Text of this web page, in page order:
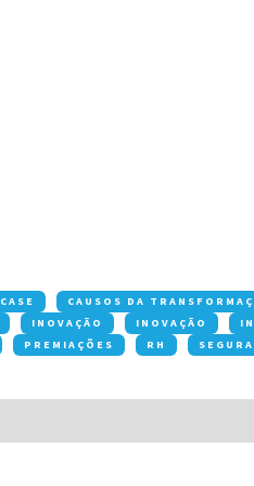
CASE CAUSOS DA
INOVAÇÃO INOVAÇÃO
PREMIAÇÕES RH